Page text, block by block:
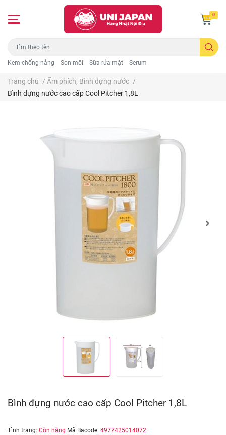
Kem chống nắng Son môi Sữa rửa mặt Serum
0
Trang chủ / Ấm phích, Bình đựng nước /
Bình đựng nước cao cấp Cool Pitcher 1,8L
Bình đựng nước cao cấp Cool Pitcher 1,8L
Tình trạng: Còn hàng Mã Bacode: 4977425014072